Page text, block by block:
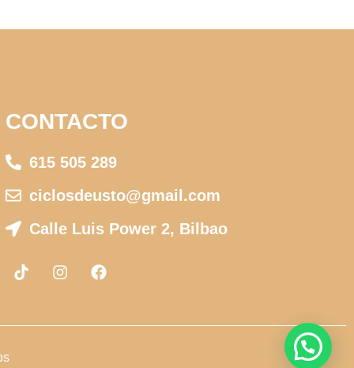
CONTACTO
615 505 289
ciclosdeusto@gmail.com
Calle Luis Power 2, Bilbao